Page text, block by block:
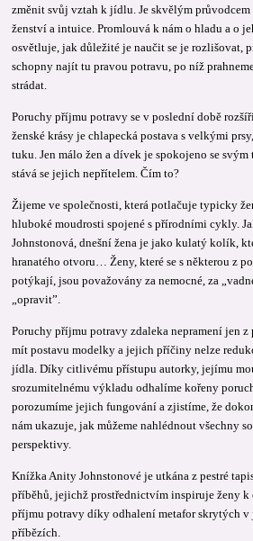
změnit svůj vztah k jídlu. Je skvělým
ženství a intuice. Promlouvá k nám o hladu a o
osvětluje, jak důležité je naučit se je rozlišovat,
schopny najít tu pravou potravu, po níž
strádat.
Poruchy příjmu potravy se v poslední době
ženské krásy je chlapecká postava s velkými
tuku. Jen málo žen a dívek je spokojeno se
stává se jejich nepřítelem. Čím to?
Žijeme ve společnosti, která potlačuje typicky
hluboké moudrosti spojené s přírodními cykly.
Johnstonová, dnešní žena je jako kulatý kolík,
hranatého otvoru… Ženy, které se s některou z
potýkají, jsou považovány za nemocné, za
„opravit”.
Poruchy příjmu potravy zdaleka nepramení jen
mít postavu modelky a jejich příčiny nelze
jídla. Díky citlivému přístupu autorky, jejímu
srozumitelnému výkladu odhalíme kořeny
porozumíme jejich fungování a zjistíme, že
nám ukazuje, jak můžeme nahlédnout všechny
perspektivy.
Knížka Anity Johnstonové je utkána z pestré
příběhů, jejichž prostřednictvím inspiruje ženy k
příjmu potravy díky odhalení metafor skrytých
příbězích.